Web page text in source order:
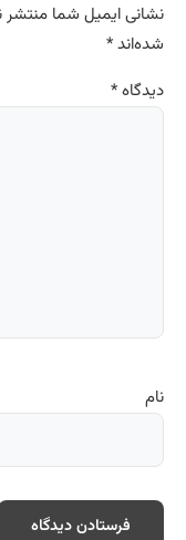
نشانی ایمیل شما
شده‌اند*
دیدگاه*
نام